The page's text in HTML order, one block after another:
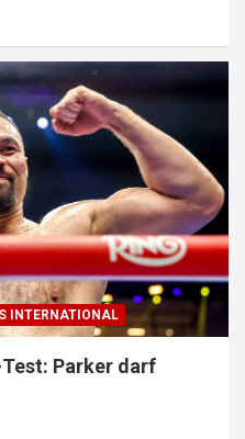
INTERNATIONAL
Parker darf